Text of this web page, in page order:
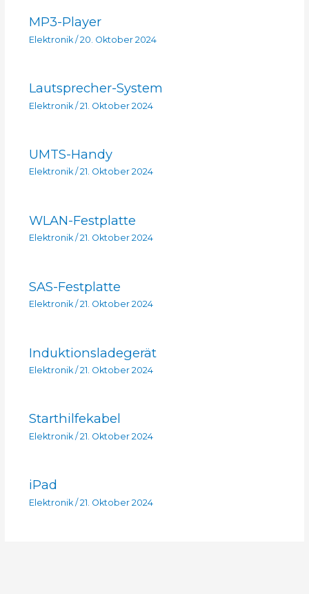
MP3-Player
Elektronik/ 20. Oktober 2024
Lautsprecher-System
Elektronik/21. Oktober 2024
UMTS-Handy
Elektronik/ 21. Oktober 2024
WLAN-Festplatte
Elektronik/ 21. Oktober 2024
SAS-Festplatte
Elektronik/ 21. Oktober 2024
Induktionsladegerät
Elektronik/ 21. Oktober 2024
Starthilfekabel
Elektronik/21. Oktober 2024
iPad
Elektronik/21. Oktober 2024